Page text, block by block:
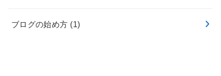
ブログの始め方 (1)